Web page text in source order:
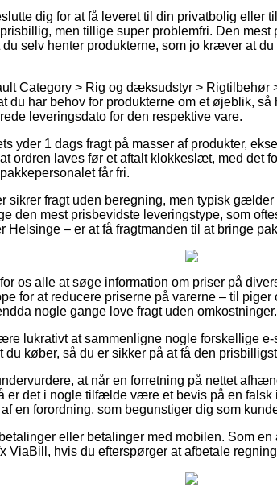
dig for at få leveret til din privatbolig eller
men tillige super problemfri. Den
selv henter produkterne, som jo kræver at
Category > Rig og dæksudstyr >
du har behov for produkterne om et øjeblik, så
leveringsdato for den respektive vare.
yder 1 dags fragt på masser af produkter,
ordren laves før et aftalt klokkeslæt, med det
får fri.
sikrer fragt uden beregning, men typisk
den mest prisbevidste leveringstype, som
Helsinge – er at få fragtmanden til at bringe
os alle at søge information om priser på
for at reducere priserne på varerne – til
nogle gange love fragt uden omkostninger.
lukrativt at sammenligne nogle forskellige
du køber, så du er sikker på at få den
at når en forretning på nettet
er det i nogle tilfælde være et bevis på en
en forordning, som begunstiger dig som
eller betalinger med mobilen. Som
ViaBill, hvis du efterspørger at afbetale